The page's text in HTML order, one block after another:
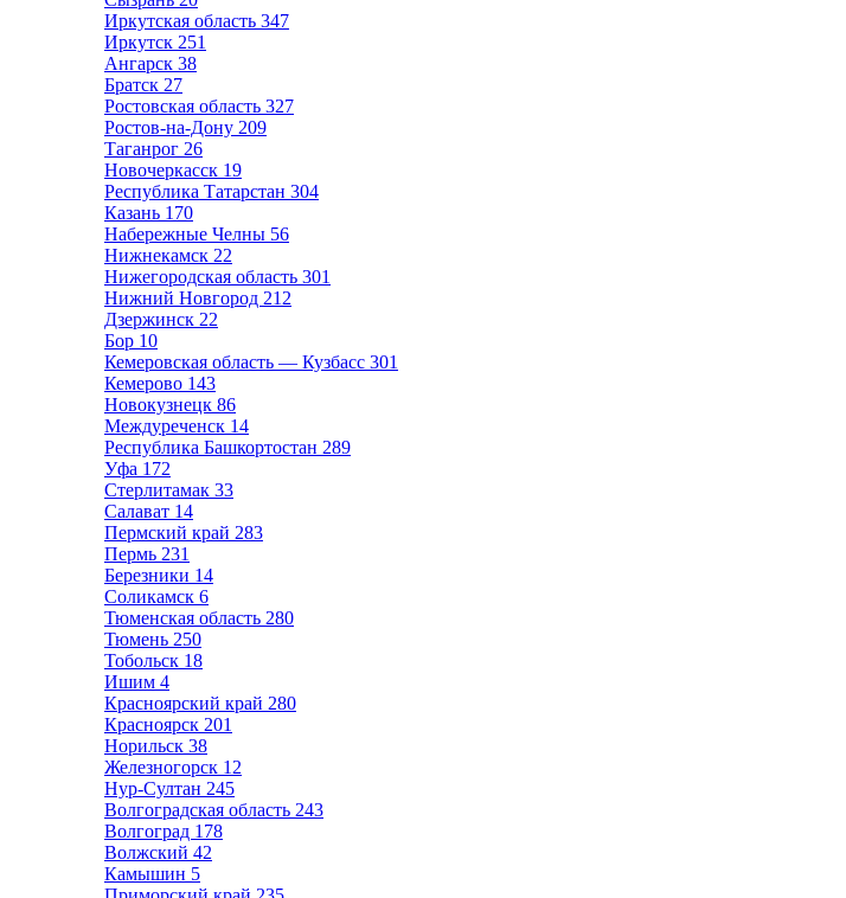
Иркутская область 347
Иркутск 251
Ангарск 38
Братск 27
Ростовская область 327
Ростов-на-Дону 209
Таганрог 26
Новочеркасск 19
Республика Татарстан 304
Казань 170
Набережные Челны 56
Нижнекамск 22
Нижегородская область 301
Нижний Новгород 212
Дзержинск 22
Бор 10
Кемеровская область — Кузбасс 301
Кемерово 143
Новокузнецк 86
Междуреченск 14
Республика Башкортостан 289
Уфа 172
Стерлитамак 33
Салават 14
Пермский край 283
Пермь 231
Березники 14
Соликамск 6
Тюменская область 280
Тюмень 250
Тобольск 18
Ишим 4
Красноярский край 280
Красноярск 201
Норильск 38
Железногорск 12
Нур-Султан 245
Волгоградская область 243
Волгоград 178
Волжский 42
Камышин 5